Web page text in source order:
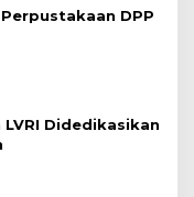
DPP
Didedikasikan